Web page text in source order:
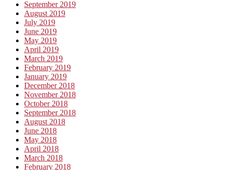
September 2019
August 2019
July 2019
June 2019
May 2019
April 2019
March 2019
February 2019
January 2019
December 2018
November 2018
October 2018
September 2018
August 2018
June 2018
May 2018
April 2018
March 2018
February 2018